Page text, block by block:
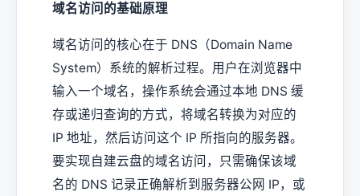
域名访问的基础原理
域名访问的核心在于 DNS（Domain Name
System）系统的解析过程。用户在浏览器中
输入一个域名，操作系统会通过本地 DNS 缓
存或递归查询的方式，将域名转换为对应的
IP 地址，然后访问这个 IP 所指向的服务器。
要实现自建云盘的域名访问，只需确保该域
名的 DNS 记录正确解析到服务器公网 IP，或